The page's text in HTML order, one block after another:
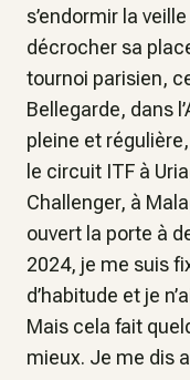
s’endormir la
décrocher sa
tournoi parisien,
Bellegarde, dans
pleine et
le circuit ITF à
Challenger, à
ouvert la porte à
2024, je me suis
d’habitude et je
Mais cela fait
mieux. Je me dis